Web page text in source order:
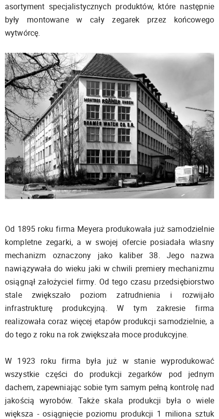
asortyment specjalistycznych produktów, które następnie
były montowane w cały zegarek przez końcowego
wytwórcę.
Od 1895 roku firma Meyera produkowała już samodzielnie
kompletne zegarki, a w swojej ofercie posiadała własny
mechanizm oznaczony jako kaliber 38. Jego nazwa
nawiązywała do wieku jaki w chwili premiery mechanizmu
osiągnął założyciel firmy. Od tego czasu przedsiębiorstwo
stale zwiększało poziom zatrudnienia i rozwijało
infrastrukturę produkcyjną. W tym zakresie firma
realizowała coraz więcej etapów produkcji samodzielnie, a
do tego z roku na rok zwiększała moce produkcyjne.
W 1923 roku firma była już w stanie wyprodukować
wszystkie części do produkcji zegarków pod jednym
dachem, zapewniając sobie tym samym pełną kontrolę nad
jakością wyrobów. Także skala produkcji była o wiele
większa - osiągnięcie poziomu produkcji 1 miliona sztuk